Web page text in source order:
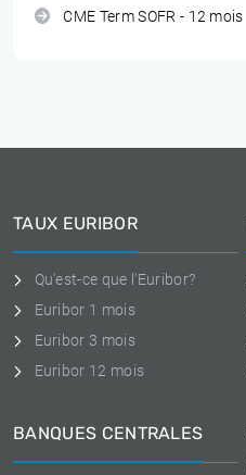
CME Term SOFR - 12 mois
TAUX EURIBOR
Qu'est-ce que l'Euribor?
Euribor 1 mois
Euribor 3 mois
Euribor 12 mois
BANQUES CENTRALES